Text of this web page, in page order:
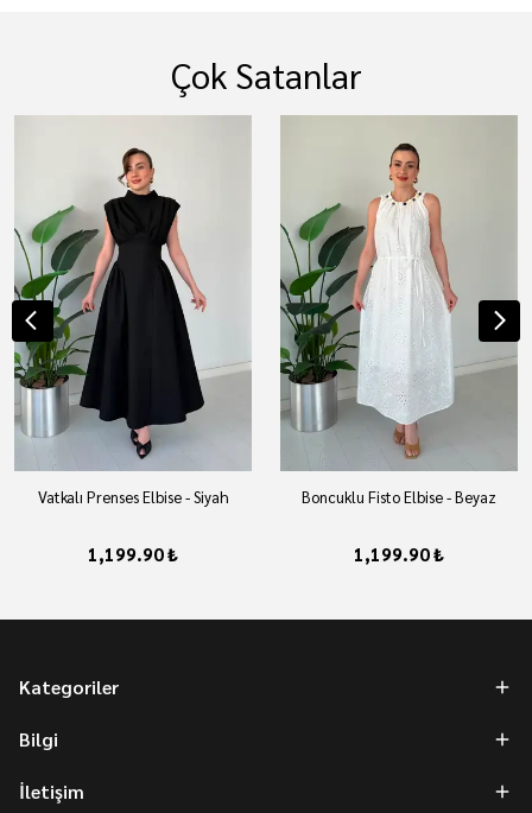
Çok Satanlar
Vatkalı Prenses Elbise - Siyah
1,199.90 ₺
Boncuklu Fisto Elbise - Beyaz
1,199.90 ₺
Kategoriler
Bilgi
İletişim